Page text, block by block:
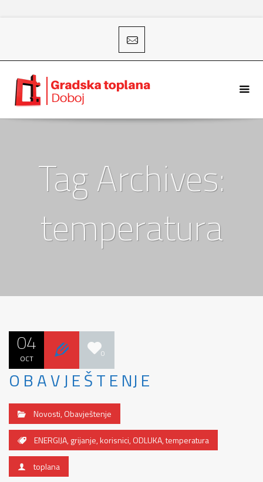
Tag Archives:
temperatura
04
OCT 0
O B A V J E Š T E NJ E
Novosti,Obavještenje
ENERGIJA,grijanje,korisnici,ODLUKA,temperatura
toplana